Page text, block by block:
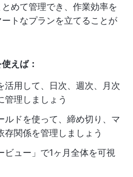
めて管理でき、作業効率を
トなプランを立てることが
えば：
活用して、日次、週次、月次
管理しましょう
ルドを使って、締め切り、マ
存関係を管理しましょう
ビュー」で1ヶ月全体を可視